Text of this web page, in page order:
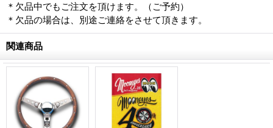
＊欠品中でもご注文を頂けます。（ご予約）
＊欠品の場合は、別途ご連絡をさせて頂きます。
関連商品